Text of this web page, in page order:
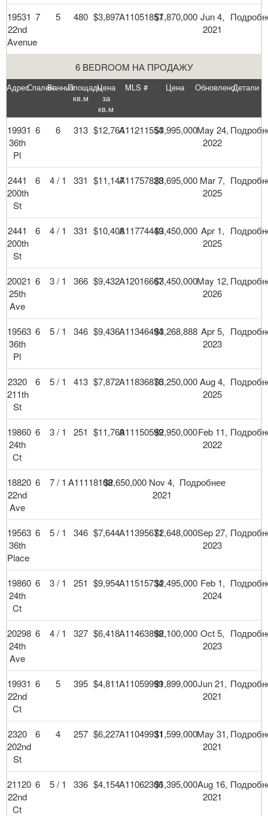
19531
22nd
Avenue
7 5 480 $3,897A11051857$1,870,000 Jun 4,
2021
6 BEDROOM НА ПРОДАЖУ
АдресСпаленВанныхПлощадь
кв.м
Цена
за
кв.м
MLS # Цена ОбновленоДетали
19931
36th
Pl
6 6 313 $12,764A11211554$3,995,000May 24,
2022
2441
200th
St
6 4 / 1 331 $11,147A11757828$3,695,000 Mar 7,
2025
2441
200th
St
6 4 / 1 331 $10,408A11774449$3,450,000 Apr 1,
2025
20021
25th
Ave
6 3 / 1 366 $9,432A12016667$3,450,000May 12,
2026
19563
36th
Pl
6 5 / 1 346 $9,436A11346494$3,268,888 Apr 5,
2023
2320
211th
St
6 5 / 1 413 $7,872A11836876$3,250,000 Aug 4,
2025
19860
24th
Ct
6 3 / 1 251 $11,769A11150599$2,950,000Feb 11,
2022
18820
22nd
Ave
6 7 / 1 A11118108$2,650,000 Nov 4,
2021
Подробнее
19563
36th
Place
6 5 / 1 346 $7,644A11395671$2,648,000Sep 27,
2023
19860
24th
Ct
6 3 / 1 251 $9,954A11515734$2,495,000 Feb 1,
2024
20298
24th
Ave
6 4 / 1 327 $6,418A11463898$2,100,000 Oct 5,
2023
19931
22nd
Ct
6 5 395 $4,811A11059999$1,899,000Jun 21,
2021
2320
202nd
St
6 4 257 $6,227A11049931$1,599,000May 31,
2021
21120
22nd
Ct
6 5 / 1 336 $4,154A11062306$1,395,000Aug 16,
2021